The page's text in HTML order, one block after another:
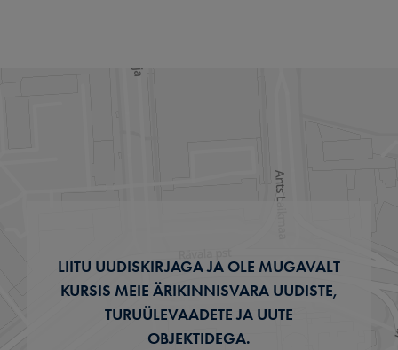
LIITU UUDISKIRJAGA JA OLE MUGAVALT
KURSIS MEIE ÄRIKINNISVARA UUDISTE,
TURUÜLEVAADETE JA UUTE
OBJEKTIDEGA.